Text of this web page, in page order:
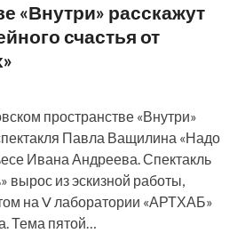
«Внутри» расскажут
счастья от
пространстве «Внутри»
Павла Ващилина «Надо
Ивана Андреева. Спектакль
вырос из эскизной работы,
на V лаборатории «АРТХАБ»
Тема пятой…